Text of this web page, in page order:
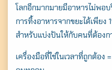
โลกอีกมากมายมีอาหารไม่พอ
การทิ้งอาหารจากขยะได้เพียง
สำหรับแบ่งปันให้กับคนที่ต้องก
เครื่องมือที่ใช่ในเวลาที่ถูกต้อง